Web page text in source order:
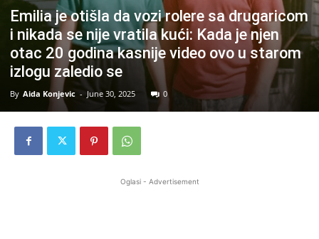
Emilia je otišla da vozi rolere sa drugaricom
i nikada se nije vratila kući: Kada je njen
otac 20 godina kasnije video ovo u starom
izlogu zaledio se
By Aida Konjevic - June 30, 2025 0
Oglasi - Advertisement